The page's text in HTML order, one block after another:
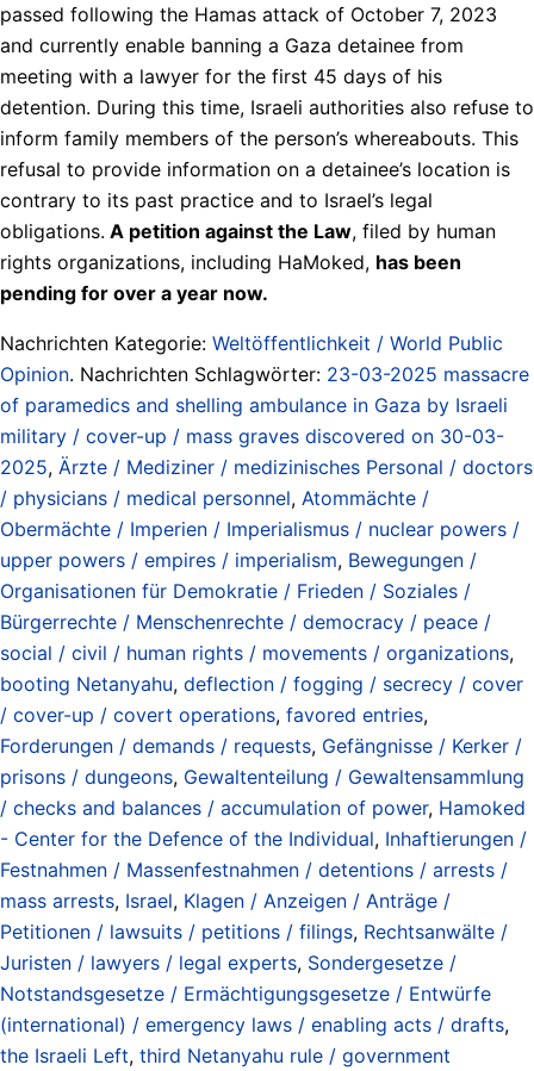
passed following the Hamas attack of October 7, 2023
and currently enable banning a Gaza detainee from
meeting with a lawyer for the first 45 days of his
detention. During this time, Israeli authorities also refuse to
inform family members of the person’s whereabouts. This
refusal to provide information on a detainee’s location is
contrary to its past practice and to Israel’s legal
obligations. A petition against the Law, filed by human
rights organizations, including HaMoked, has been
pending for over a year now.
Nachrichten Kategorie: Weltöffentlichkeit / World Public
Opinion. Nachrichten Schlagwörter: 23-03-2025 massacre
of paramedics and shelling ambulance in Gaza by Israeli
military / cover-up / mass graves discovered on 30-03-
2025, Ärzte / Mediziner / medizinisches Personal / doctors
/ physicians / medical personnel, Atommächte /
Obermächte / Imperien / Imperialismus / nuclear powers /
upper powers / empires / imperialism, Bewegungen /
Organisationen für Demokratie / Frieden / Soziales /
Bürgerrechte / Menschenrechte / democracy / peace /
social / civil / human rights / movements / organizations,
booting Netanyahu, deflection / fogging / secrecy / cover
/ cover-up / covert operations, favored entries,
Forderungen / demands / requests, Gefängnisse / Kerker /
prisons / dungeons, Gewaltenteilung / Gewaltensammlung
/ checks and balances / accumulation of power, Hamoked
- Center for the Defence of the Individual, Inhaftierungen /
Festnahmen / Massenfestnahmen / detentions / arrests /
mass arrests, Israel, Klagen / Anzeigen / Anträge /
Petitionen / lawsuits / petitions / filings, Rechtsanwälte /
Juristen / lawyers / legal experts, Sondergesetze /
Notstandsgesetze / Ermächtigungsgesetze / Entwürfe
(international) / emergency laws / enabling acts / drafts,
the Israeli Left, third Netanyahu rule / government